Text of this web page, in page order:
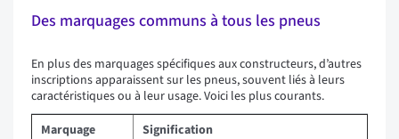
Des marquages communs à tous les pneus
En plus des marquages spécifiques aux constructeurs, d’autres
inscriptions apparaissent sur les pneus, souvent liés à leurs
caractéristiques ou à leur usage. Voici les plus courants.
Marquage
Signification